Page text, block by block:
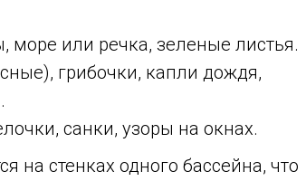
море или речка, зеленые листья.
грибочки, капли дождя,
санки, узоры на окнах.
на стенках одного бассейна, что